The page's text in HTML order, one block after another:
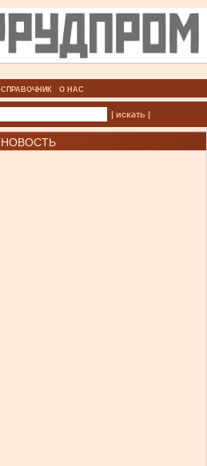
СПРАВОЧНИК О НАС
| искать |
НОВОСТЬ